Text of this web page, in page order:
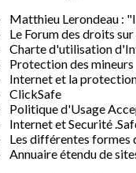
Matthieu Lerondeau :
Le Forum des droits
Charte d'utilisation
Protection des mineurs
Internet et la
ClickSafe
Politique d'Usage
Internet et Securité
Les différentes formes
Annuaire étendu de